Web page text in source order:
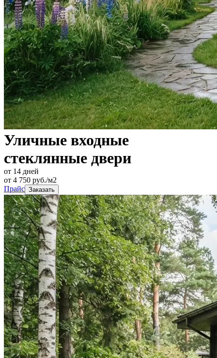
Уличные входные
стеклянные двери
от 14 дней
от 4 750 руб./м2
Прайс Заказать